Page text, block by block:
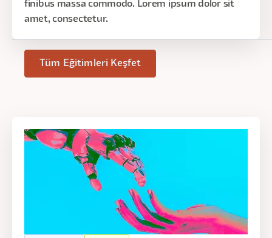
finibus massa commodo. Lorem ipsum dolor sit
amet, consectetur.
Tüm Eğitimleri Keşfet